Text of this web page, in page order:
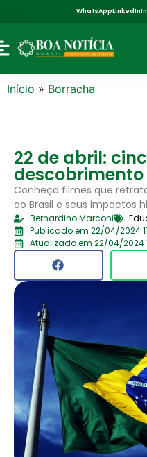
WhatsAppLinkedIn
Início » Borracha
22 de abril:
descobrimento
Conheça filmes que
ao Brasil e seus impactos
Bernardino Marconi
Publicado em 22/04/2024
Atualizado em 22/04/2024